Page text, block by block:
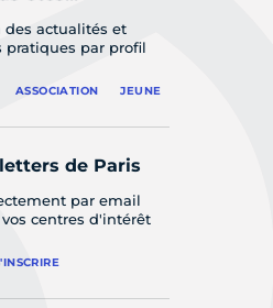
des actualités et
pratiques par profil
ASSOCIATION JEUNE
de Paris
par email
centres d'intérêt